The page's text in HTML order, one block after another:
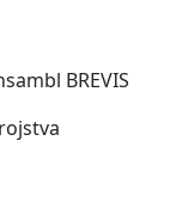
BREVIS